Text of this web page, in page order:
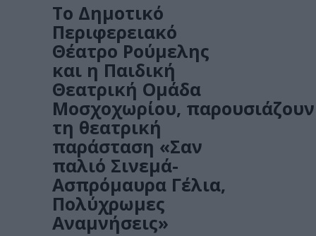
Το Δημοτικό
Περιφερειακό
Θέατρο Ρούμελης
και η Παιδική
Θεατρική Ομάδα
Μοσχοχωρίου, παρουσιάζoυν
τη θεατρική
παράσταση «Σαν
παλιό Σινεμά-
Ασπρόμαυρα Γέλια,
Πολύχρωμες
Αναμνήσεις»